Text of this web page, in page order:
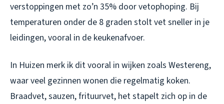
verstoppingen met zo’n 35% door vetophoping. Bij
temperaturen onder de 8 graden stolt vet sneller in je
leidingen, vooral in de keukenafvoer.
In Huizen merk ik dit vooral in wijken zoals Westereng,
waar veel gezinnen wonen die regelmatig koken.
Braadvet, sauzen, frituurvet, het stapelt zich op in de